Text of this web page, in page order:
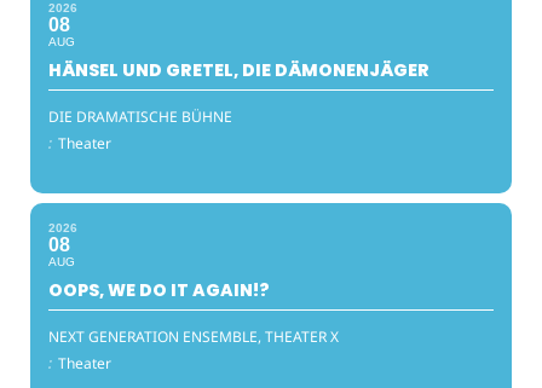
2026
08
AUG
HÄNSEL UND GRETEL, DIE DÄMONENJÄGER
DIE DRAMATISCHE BÜHNE
: Theater
2026
08
AUG
OOPS, WE DO IT AGAIN!?
NEXT GENERATION ENSEMBLE, THEATER X
: Theater